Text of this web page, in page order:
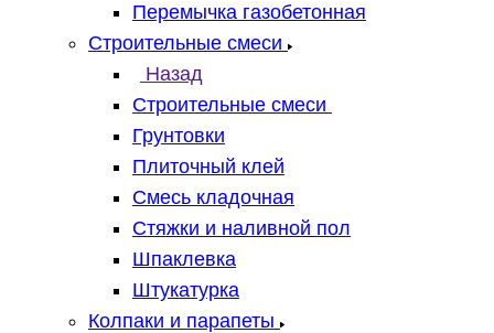
Перемычка газобетонная
Строительные смеси
Назад
Строительные смеси
Грунтовки
Плиточный клей
Смесь кладочная
Стяжки и наливной пол
Шпаклевка
Штукатурка
Колпаки и парапеты